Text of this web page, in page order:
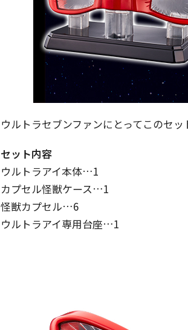
ウルトラセブンファンにとってこのセッ
セット内容
ウルトラアイ本体…1
カプセル怪獣ケース…1
怪獣カプセル…6
ウルトラアイ専用台座…1